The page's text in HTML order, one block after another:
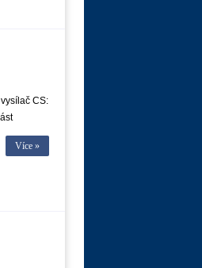
CS:
Více »